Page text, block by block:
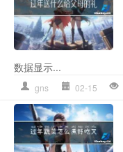
数据显示...
gns 02-15